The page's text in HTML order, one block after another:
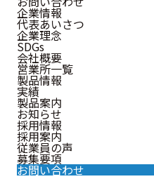
企業情報
代表あいさつ
企業理念
SDGs
会社概要
営業所一覧
製品情報
実績
製品案内
お知らせ
採用情報
採用案内
従業員の声
募集要項
お問い合わせ
2024.12.13
年末年始休業のお
日頃より蔵田工業株式会社
き、誠にありがとうござい